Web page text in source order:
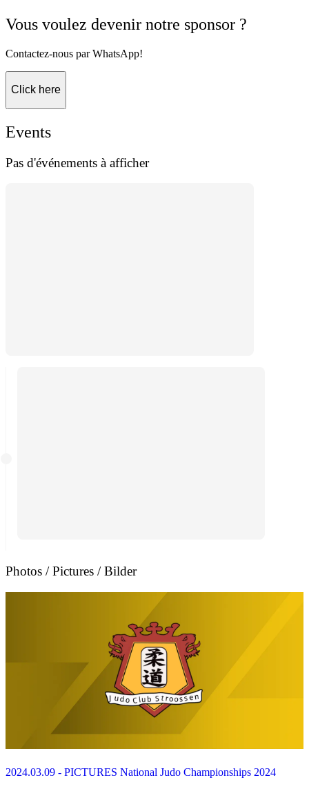
Vous voulez devenir notre sponsor ?
Contactez-nous par WhatsApp!
Click here
Events
Pas d'événements à afficher
Photos / Pictures / Bilder
2024.03.09 - PICTURES National Judo Championships 2024